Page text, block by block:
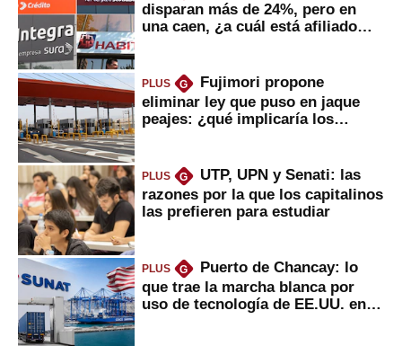
disparan más de 24%, pero en
una caen, ¿a cuál está afiliado
PLUS G
Fujimori propone
eliminar ley que puso en jaque
peajes: ¿qué implicaría los
PLUS G
UTP, UPN y Senati: las
razones por la que los capitalinos
las prefieren para estudiar
PLUS G
Puerto de Chancay: lo
que trae la marcha blanca por
uso de tecnología de EE.UU. en